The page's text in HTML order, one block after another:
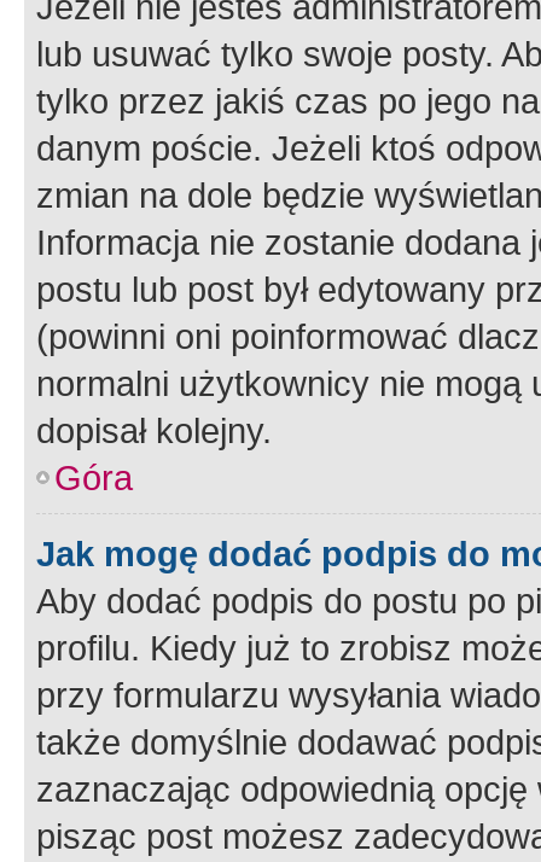
lub usuwać tylko swoje posty.
tylko przez jakiś czas po jego
danym poście. Jeżeli ktoś
zmian na dole będzie
Informacja nie zostanie dodana
postu lub post był edytowany
(powinni oni poinformować
normalni użytkownicy nie
dopisał kolejny.
Góra
Jak mogę dodać podpis do
Aby dodać podpis do postu po
profilu. Kiedy już to zrobisz
przy formularzu wysyłania
także domyślnie dodawać
zaznaczając odpowiednią
pisząc post możesz